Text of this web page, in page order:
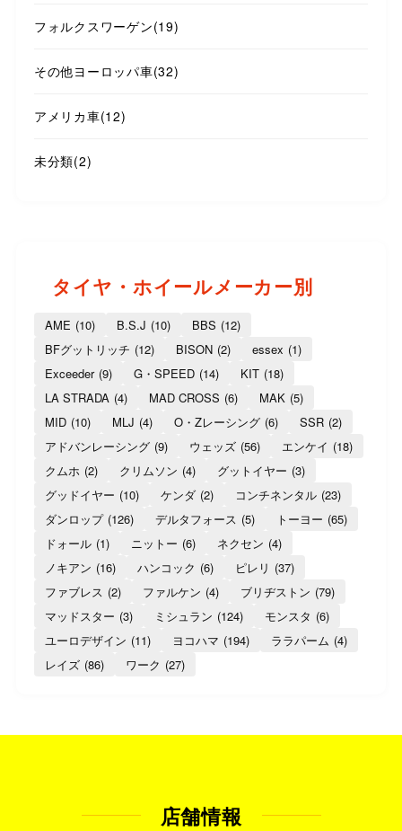
フォルクスワーゲン(19)
その他ヨーロッパ車(32)
アメリカ車(12)
未分類(2)
タイヤ・ホイールメーカー別
AME (10) B.S.J (10) BBS (12)
BFグットリッチ (12) BISON (2) essex (1)
Exceeder (9) G・SPEED (14) KIT (18)
LA STRADA (4) MAD CROSS (6) MAK (5)
MID (10) MLJ (4) O・Zレーシング (6) SSR (2)
アドバンレーシング (9) ウェッズ (56) エンケイ (18)
クムホ (2) クリムソン (4) グットイヤー (3)
グッドイヤー (10) ケンダ (2) コンチネンタル (23)
ダンロップ (126) デルタフォース (5) トーヨー (65)
ドォール (1) ニットー (6) ネクセン (4)
ノキアン (16) ハンコック (6) ピレリ (37)
ファブレス (2) ファルケン (4) ブリヂストン (79)
マッドスター (3) ミシュラン (124) モンスタ (6)
ユーロデザイン (11) ヨコハマ (194) ララパーム (4)
レイズ (86) ワーク (27)
店舗情報